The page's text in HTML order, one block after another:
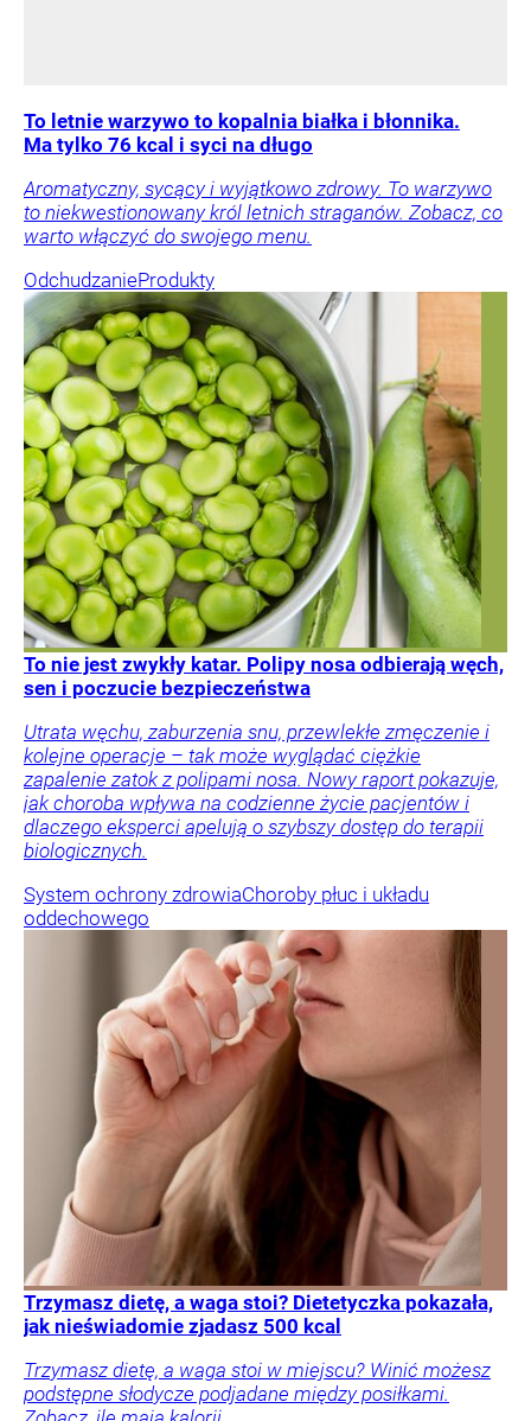
To letnie warzywo to kopalnia białka i błonnika.
Ma tylko 76 kcal i syci na długo
Aromatyczny, sycący i wyjątkowo zdrowy. To warzywo
to niekwestionowany król letnich straganów. Zobacz, co
warto włączyć do swojego menu.
OdchudzanieProdukty
To nie jest zwykły katar. Polipy nosa odbierają węch,
sen i poczucie bezpieczeństwa
Utrata węchu, zaburzenia snu, przewlekłe zmęczenie i
kolejne operacje – tak może wyglądać ciężkie
zapalenie zatok z polipami nosa. Nowy raport pokazuje,
jak choroba wpływa na codzienne życie pacjentów i
dlaczego eksperci apelują o szybszy dostęp do terapii
biologicznych.
System ochrony zdrowiaChoroby płuc i układu
oddechowego
Trzymasz dietę, a waga stoi? Dietetyczka pokazała,
jak nieświadomie zjadasz 500 kcal
Trzymasz dietę, a waga stoi w miejscu? Winić możesz
podstępne słodycze podjadane między posiłkami.